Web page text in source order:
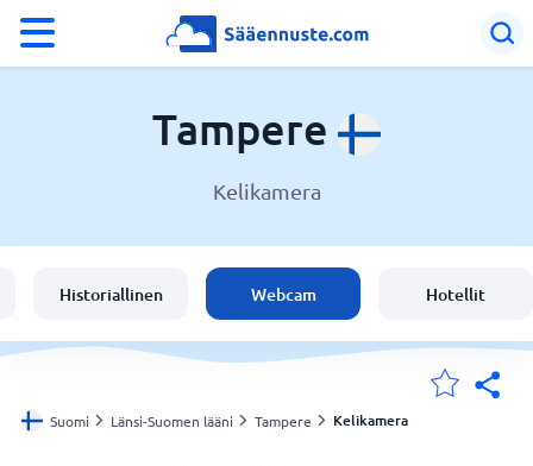
Sijaintini
Koti
Tampere
Kelikamera
Historiallinen Webcam Hotellit
Suomi Länsi-Suomen lääni Tampere Kelikamera